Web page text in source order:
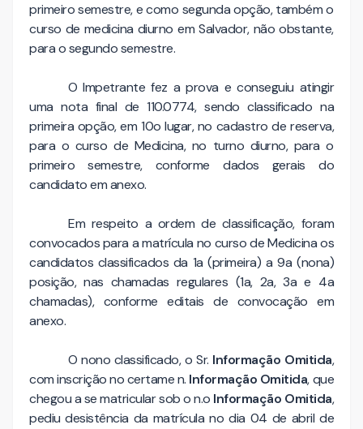
primeiro semestre, e como segunda opção, também o
curso de medicina diurno em Salvador, não obstante,
para o segundo semestre.
O Impetrante fez a prova e conseguiu atingir
uma nota final de 110.0774, sendo classificado na
primeira opção, em 10o lugar, no cadastro de reserva,
para o curso de Medicina, no turno diurno, para o
primeiro semestre, conforme dados gerais do
candidato em anexo.
Em respeito a ordem de classificação, foram
convocados para a matrícula no curso de Medicina os
candidatos classificados da 1a (primeira) a 9a (nona)
posição, nas chamadas regulares (1a, 2a, 3a e 4a
chamadas), conforme editais de convocação em
anexo.
O nono classificado, o Sr. Informação Omitida,
com inscrição no certame n. Informação Omitida, que
chegou a se matricular sob o n.o Informação Omitida,
pediu desistência da matrícula no dia 04 de abril de